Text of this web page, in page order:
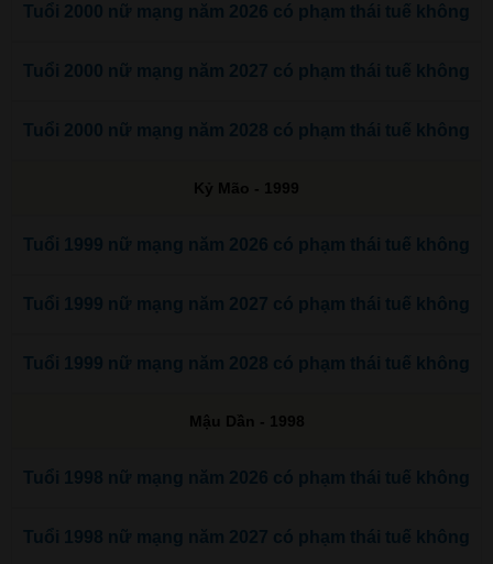
Tuổi 2000 nữ mạng năm 2026 có phạm thái tuế không
Tuổi 2000 nữ mạng năm 2027 có phạm thái tuế không
Tuổi 2000 nữ mạng năm 2028 có phạm thái tuế không
Kỷ Mão - 1999
Tuổi 1999 nữ mạng năm 2026 có phạm thái tuế không
Tuổi 1999 nữ mạng năm 2027 có phạm thái tuế không
Tuổi 1999 nữ mạng năm 2028 có phạm thái tuế không
Mậu Dần - 1998
Tuổi 1998 nữ mạng năm 2026 có phạm thái tuế không
Tuổi 1998 nữ mạng năm 2027 có phạm thái tuế không